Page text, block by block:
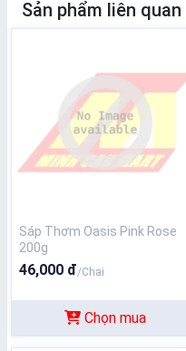
Sản phẩm liên quan
Sáp Thơm Oasis Pink Rose
200g
46,000 đ/Chai
Chọn mua